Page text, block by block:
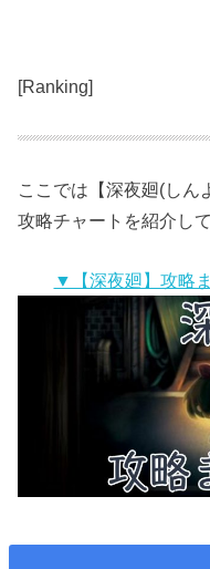
[Ranking]
ここでは【深夜廻(しん
攻略チャートを紹介し
▼【深夜廻】攻略